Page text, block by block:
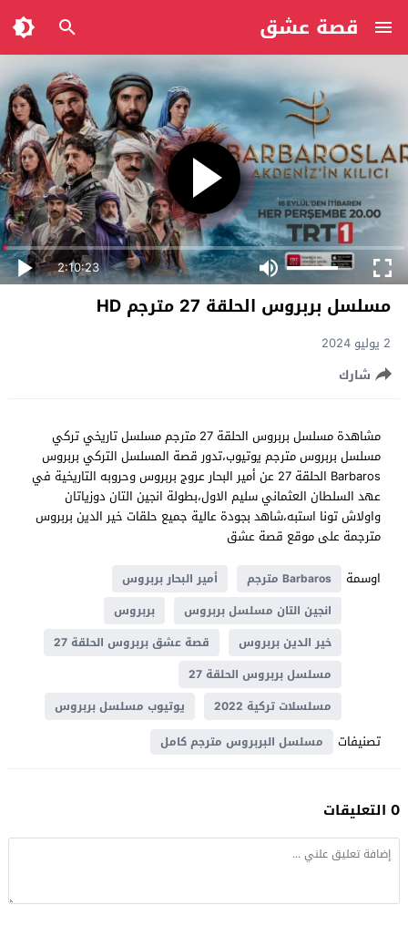
قصة عشق
2:10:23
مسلسل بربروس الحلقة 27 مترجم HD
2 يوليو 2024
شارك
مشاهدة مسلسل بربروس الحلقة 27 مترجم مسلسل تاريخي تركي
مسلسل بربروس مترجم يوتيوب،تدور قصة المسلسل التركي بربروس
Barbaros الحلقة 27 عن أمير البحار عروج بربروس وحروبه التاريخية في
عهد السلطان العثماني سليم الاول،بطولة انجين التان دوزياتان
واولاش تونا استبه،شاهد بجودة عالية جميع حلقات خير الدين بربروس
مترجمة على موقع قصة عشق
اوسمة
Barbaros مترجم
أمير البحار بربروس
انجين التان مسلسل بربروس
بربروس
خير الدين بربروس
قصة عشق بربروس الحلقة 27
مسلسل بربروس الحلقة 27
مسلسلات تركية 2022
يوتيوب مسلسل بربروس
تصنيفات مسلسل البربروس مترجم كامل
0 التعليقات